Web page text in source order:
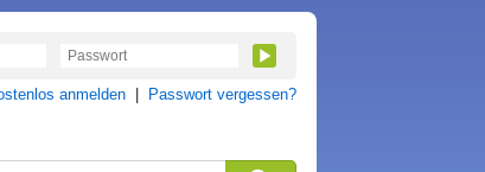
anmelden Passwort vergessen?